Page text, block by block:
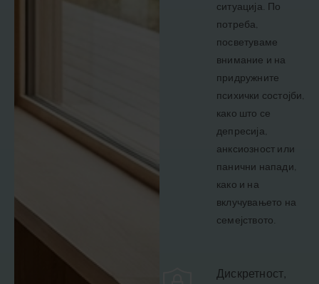
ситуација. По
потреба,
посветуваме
внимание и на
придружните
психички состојби,
како што се
депресија,
анксиозност или
панични напади,
како и на
вклучувањето на
семејството.
Дискретност,